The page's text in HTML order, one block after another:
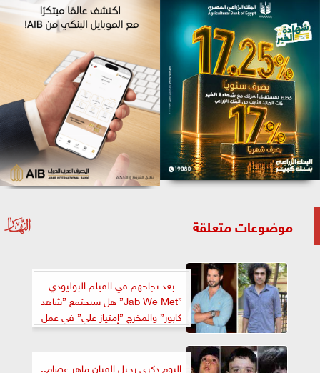
موضوعات متعلقة
بعد نجاحهم في الفيلم البوليودي
”Jab We Met” هل سيجتمع ”شاهد
كاپور” والمخرج ”إمتياز علي” في عمل
فني مجدداً؟
اليوم ذكرى رحيل الفنان ماهر عصام..